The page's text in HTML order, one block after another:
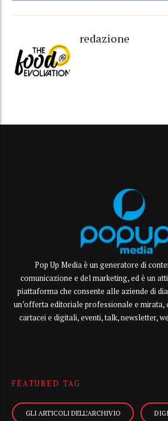
redazione
Pop Up Media è un generatore di
comunicazione e del marketing, ed è un
piattaforma che consente alle aziende di
un’offerta editoriale professionale e mirata,
cartacei e digitali, eventi, talk, newsletter,
FEATURED TAG
GLI ARTICOLI DELL’ARCHIVIO